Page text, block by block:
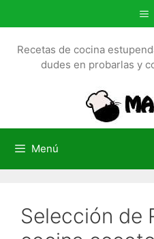
a
l
Recetas de cocina
dudes en probarlas y
Menú
Selección de